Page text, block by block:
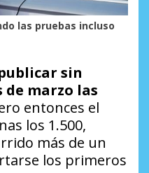
las pruebas incluso
sin
marzo las
entonces el
los 1.500,
más de un
los primeros